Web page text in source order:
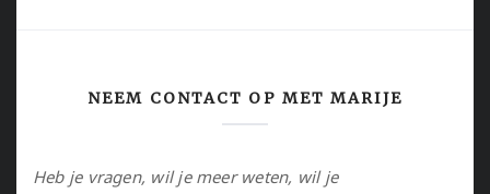
NEEM CONTACT OP MET MARIJE
Heb je vragen, wil je meer weten, wil je